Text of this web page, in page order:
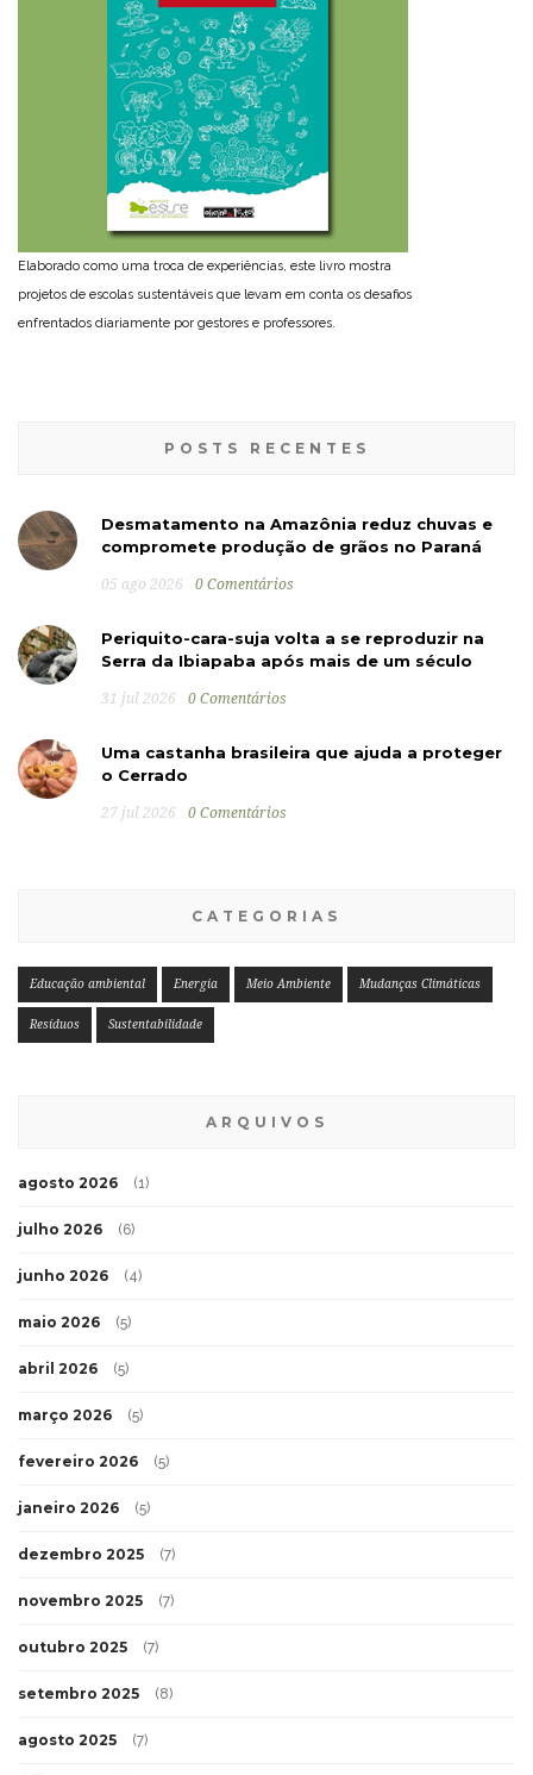
Elaborado como uma troca de experiências, este livro mostra
projetos de escolas sustentáveis que levam em conta os desafios
enfrentados diariamente por gestores e professores.
POSTS RECENTES
Desmatamento na Amazônia reduz chuvas e
compromete produção de grãos no Paraná
05 ago 2026 0 Comentários
Periquito-cara-suja volta a se reproduzir na
Serra da Ibiapaba após mais de um século
31 jul 2026 0 Comentários
Uma castanha brasileira que ajuda a proteger
o Cerrado
27 jul 2026 0 Comentários
CATEGORIAS
Educação ambiental Energia Meio Ambiente Mudanças Climáticas
Resíduos Sustentabilidade
ARQUIVOS
agosto 2026 (1)
julho 2026 (6)
junho 2026 (4)
maio 2026 (5)
abril 2026 (5)
março 2026 (5)
fevereiro 2026 (5)
janeiro 2026 (5)
dezembro 2025 (7)
novembro 2025 (7)
outubro 2025 (7)
setembro 2025 (8)
agosto 2025 (7)